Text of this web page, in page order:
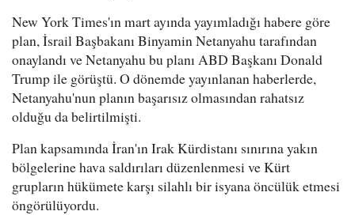
New York Times'ın mart ayında yayımladığı habere göre
plan, İsrail Başbakanı Binyamin Netanyahu tarafından
onaylandı ve Netanyahu bu planı ABD Başkanı Donald
Trump ile görüştü. O dönemde yayınlanan haberlerde,
Netanyahu'nun planın başarısız olmasından rahatsız
olduğu da belirtilmişti.
Plan kapsamında İran'ın Irak Kürdistanı sınırına yakın
bölgelerine hava saldırıları düzenlenmesi ve Kürt
grupların hükümete karşı silahlı bir isyana öncülük etmesi
öngörülüyordu.